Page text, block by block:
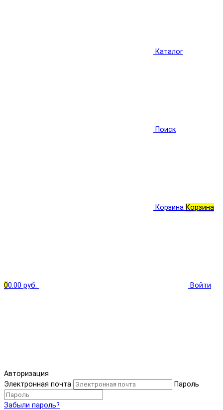
Каталог
Поиск
Корзина Корзина
00.00 руб. Войти
Авторизация
Электронная почта
Пароль
Забыли пароль?